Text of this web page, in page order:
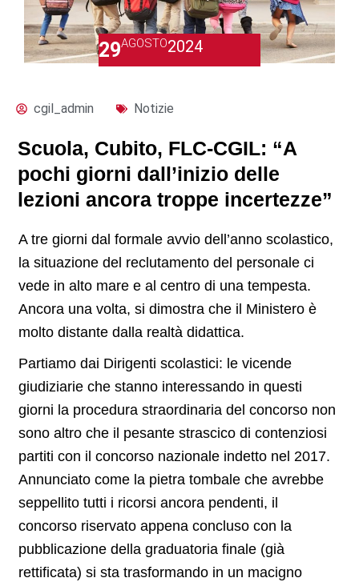
29AGOSTO2024
cgil_admin Notizie
Scuola, Cubito, FLC-CGIL: “A
pochi giorni dall’inizio delle
lezioni ancora troppe incertezze”
A tre giorni dal formale avvio dell’anno scolastico,
la situazione del reclutamento del personale ci
vede in alto mare e al centro di una tempesta.
Ancora una volta, si dimostra che il Ministero è
molto distante dalla realtà didattica.
Partiamo dai Dirigenti scolastici: le vicende
giudiziarie che stanno interessando in questi
giorni la procedura straordinaria del concorso non
sono altro che il pesante strascico di contenziosi
partiti con il concorso nazionale indetto nel 2017.
Annunciato come la pietra tombale che avrebbe
seppellito tutti i ricorsi ancora pendenti, il
concorso riservato appena concluso con la
pubblicazione della graduatoria finale (già
rettificata) si sta trasformando in un macigno